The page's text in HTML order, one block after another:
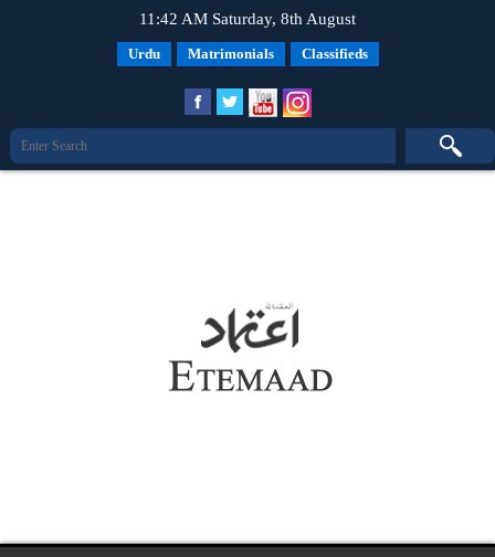
11:42 AM Saturday, 8th August
Urdu Matrimonials Classifieds